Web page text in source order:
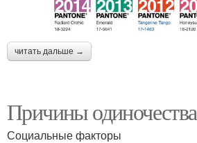
читать дальше →
Причины одиночества
Социальные факторы